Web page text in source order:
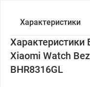
Характеристики
Характеристики
Xiaomi Watch
BHR8316GL